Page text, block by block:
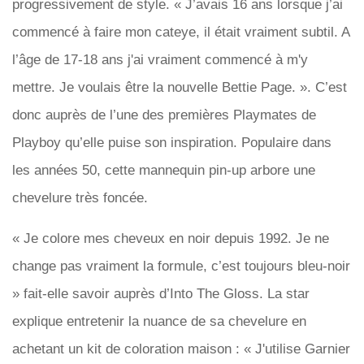
progressivement de style. « J’avais 16 ans lorsque j’ai
commencé à faire mon cateye, il était vraiment subtil. A
l’âge de 17-18 ans j'ai vraiment commencé à m'y
mettre. Je voulais être la nouvelle Bettie Page. ». C’est
donc auprès de l’une des premières Playmates de
Playboy qu’elle puise son inspiration. Populaire dans
les années 50, cette mannequin pin-up arbore une
chevelure très foncée.
« Je colore mes cheveux en noir depuis 1992. Je ne
change pas vraiment la formule, c’est toujours bleu-noir
» fait-elle savoir auprès d’Into The Gloss. La star
explique entretenir la nuance de sa chevelure en
achetant un kit de coloration maison : « J'utilise Garnier